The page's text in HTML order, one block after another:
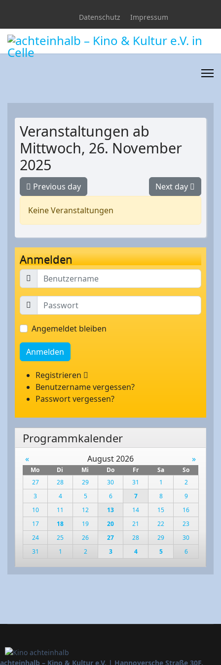
Impressum
Datenschutz
Veranstaltungen ab
Mittwoch, 26. November
2025
Previous day Next day
Keine Veranstaltungen
Anmelden
Angemeldet bleiben
Anmelden
Registrieren
Benutzername vergessen?
Passwort vergessen?
Programmkalender
« August 2026 »
Mo Di Mi Do Fr Sa
So
27
28 29 30 31 1
2
3
4 5 6 7 8
9
10
11 12 13 14 15
16
17
18 19 20 21 22
23
24
25 26 27 28 29
30
31
1 2 3 4 5 6
achteinhalb – Kino & Kultur e.V. | Hannoversche Straße 30F,